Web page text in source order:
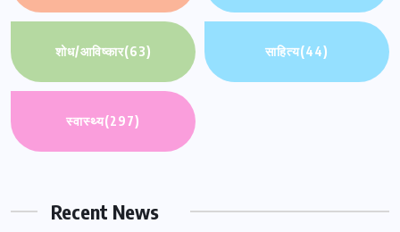
शोध/आविष्कार(63) साहित्य(44)
स्वास्थ्य(297)
Recent News